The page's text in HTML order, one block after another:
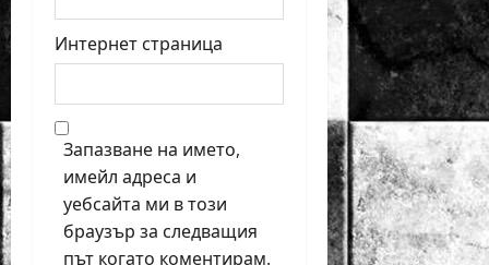
Интернет страница
Запазване на името,
имейл адреса и
уебсайта ми в този
браузър за следващия
път когато коментирам.